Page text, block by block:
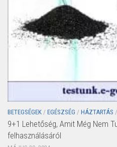
BETEGSÉGEK / EGÉSZSÉG / HÁZTARTÁS /
9+1 Lehetőség, Amit Még Nem
felhasználásáról